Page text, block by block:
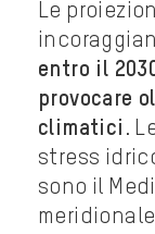
Le
entro il
provocare
climatici .
stress
sono il